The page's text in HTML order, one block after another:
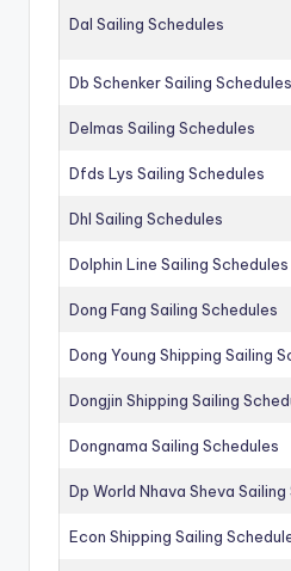
Dal Sailing Schedules
Db Schenker Sailing Schedules
Delmas Sailing Schedules
Dfds Lys Sailing Schedules
Dhl Sailing Schedules
Dolphin Line Sailing Schedules
Dong Fang Sailing Schedules
Dong Young Shipping Sailing
Dongjin Shipping Sailing
Dongnama Sailing Schedules
Dp World Nhava Sheva
Econ Shipping Sailing